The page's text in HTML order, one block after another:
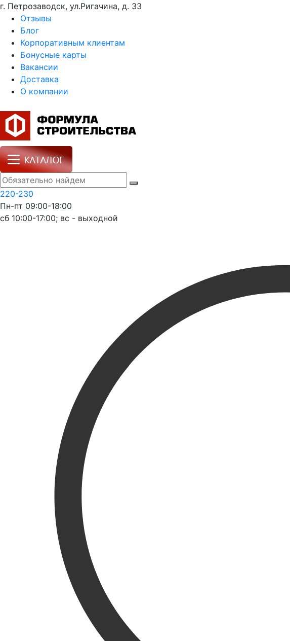
г. Петрозаводск, ул.Ригачина, д. 33
Отзывы
Блог
Корпоративным клиентам
Бонусные карты
Вакансии
Доставка
О компании
220-230
Пн-пт 09:00-18:00
сб 10:00-17:00; вс - выходной